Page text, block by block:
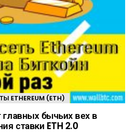
(ETH)
бычьих вех в
ставки ETH 2.0